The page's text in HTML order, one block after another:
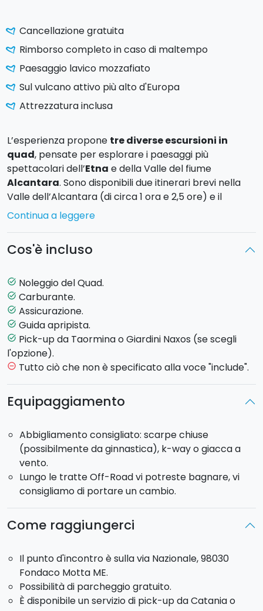
Cancellazione gratuita
Rimborso completo in caso di maltempo
Paesaggio lavico mozzafiato
Sul vulcano attivo più alto d'Europa
Attrezzatura inclusa
L’esperienza propone tre diverse escursioni in
quad, pensate per esplorare i paesaggi più
spettacolari dell’Etna e della Valle del fiume
Alcantara. Sono disponibili due itinerari brevi nella
Valle dell’Alcantara (di circa 1 ora e 2,5 ore) e il
Percorso Etna (circa 4,5 ore), un’affascinante
escursione sulla roccia lavica alla scoperta del
oppure condividere l’esperienza con un passeggero:
ogni quad può trasportare fino a due persone
durata delle escursioni può variare in base a
condizioni ambientali o operative.
Per ogni itinerario è disponibile l’opzione pick-up
da Taormina o Giardini Naxos, selezionando il
pick-up da Messina o da Catania come extra in fase
d’acquisto.
Percorso Valle dell’Alcantara:Questo itinerario
permette di scoprire uno degli ambienti naturali più
affascinanti dell’area etnea. A bordo degli ATV
partirete dalleGole dell’Alcantarain direzione
Francavilla di Sicilia, percorrendo strade sterrate
immerse nella natura. Nel corso dei secoli, le acque
fredde e impetuose del fiume Alcantara hanno
scavato una colata lavica antica, creando uno
canyon naturale.
Percorso Etna:Dal punto di partenza alle
dell’Alcantara, il tour conduce fino a1850 metri di
Continua a leggere
Cos'è incluso
task_alt Noleggio del Quad.
task_alt Carburante.
task_alt Assicurazione.
task_alt Guida apripista.
task_alt Pick-up da Taormina o Giardini Naxos (se scegli
l'opzione).
remove_circle_outline Tutto ciò che non è specificato alla voce "include".
Equipaggiamento
Abbigliamento consigliato: scarpe chiuse
(possibilmente da ginnastica), k-way o giacca a
vento.
Lungo le tratte Off-Road vi potreste bagnare, vi
consigliamo di portare un cambio.
Come raggiungerci
Il punto d'incontro è sulla via Nazionale, 98030
Fondaco Motta ME.
Possibilità di parcheggio gratuito.
È disponibile un servizio di pick-up da Catania o